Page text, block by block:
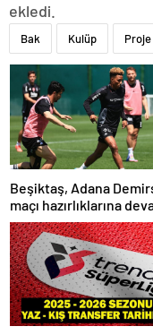
ekledi.
Bak Kulüp Proje
Beşiktaş, Adana
maçı hazırlıklarına